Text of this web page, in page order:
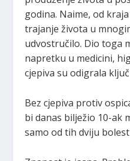
godina. Naime, od
trajanje života u
udvostručilo. Dio toga
napretku u medicini,
cjepiva su odigrala
Bez cjepiva protiv
bi danas bilježio 10-ak
samo od tih dviju